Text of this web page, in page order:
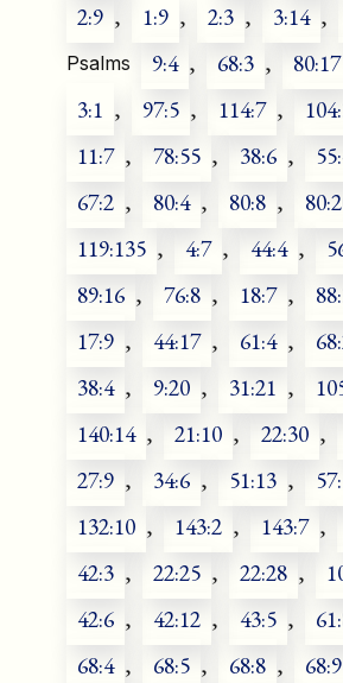
2:9 , 1:9 , 2:3 , 3:14 ,
Psalms 9:4 , 68:3 , 80:17
3:1 , 97:5 , 114:7 ,
11:7 , 78:55 , 38:6 ,
67:2 , 80:4 , 80:8 ,
119:135 , 4:7 , 44:4 ,
89:16 , 76:8 , 18:7 ,
17:9 , 44:17 , 61:4 ,
38:4 , 9:20 , 31:21 ,
140:14 , 21:10 , 22:30 ,
27:9 , 34:6 , 51:13 ,
132:10 , 143:2 , 143:7 ,
42:3 , 22:25 , 22:28 ,
42:6 , 42:12 , 43:5 ,
68:4 , 68:5 , 68:8 , 68:9